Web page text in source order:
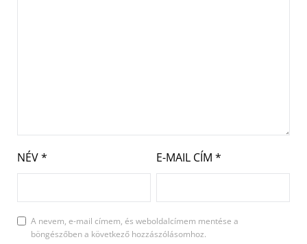
NÉV* E-MAIL CÍM *
A nevem, e-mail címem, és weboldalcímem mentése a
böngészőben a következő hozzászólásomhoz.